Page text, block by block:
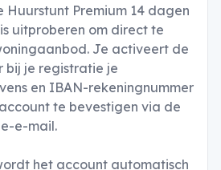
Huurstunt Premium 14 dagen
uitproberen om direct te
Je activeert de
bij je registratie je
en IBAN-rekeningnummer
te bevestigen via de
e-mail.
het account automatisch